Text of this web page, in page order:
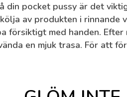
pocket pussy är det
av produkten i
försiktigt med handen.
en mjuk trasa. För att